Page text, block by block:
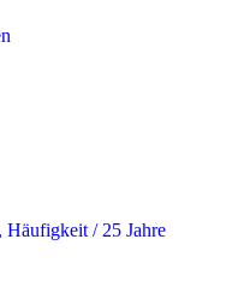
Häufigkeit / 25 Jahre